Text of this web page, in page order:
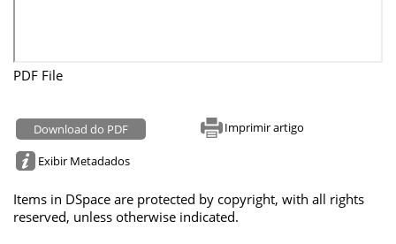
PDF File
Download do PDF Imprimir artigo
Exibir Metadados
Items in DSpace are protected by copyright, with all rights
reserved, unless otherwise indicated.